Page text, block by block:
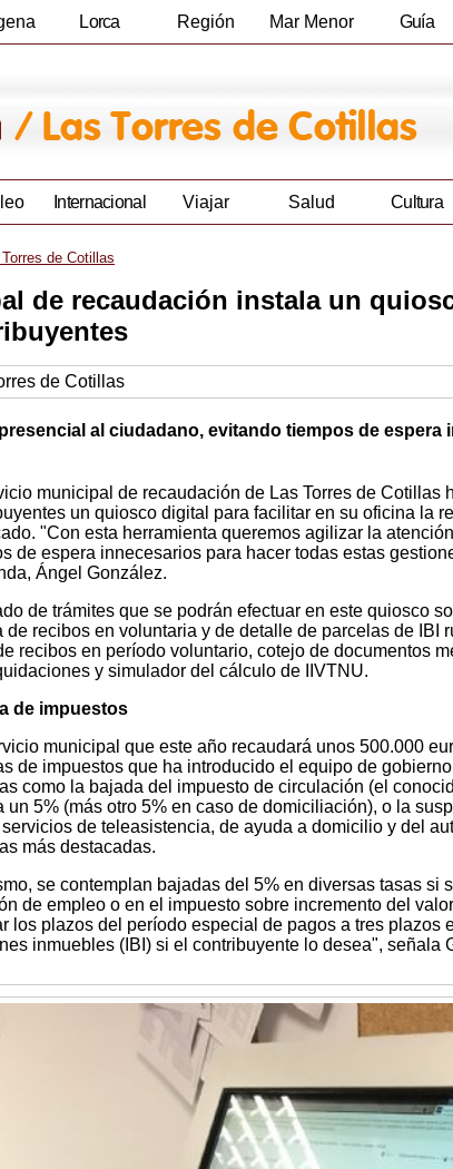
Lorca Región Mar Menor Guía
Internacional Viajar Salud Cultura
Torres de Cotillas
de recaudación instala un
de Cotillas
al ciudadano, evitando tiempos de
municipal de recaudación de Las Torres de Cotillas
un quiosco digital para facilitar en su oficina la
"Con esta herramienta queremos agilizar la
de espera innecesarios para hacer todas estas
Ángel González.
de trámites que se podrán efectuar en este quiosco
de recibos en voluntaria y de detalle de parcelas de IBI
recibos en período voluntario, cotejo de documentos
y simulador del cálculo de IIVTNU.
de impuestos
municipal que este año recaudará unos 500.000
de impuestos que ha introducido el equipo de
como la bajada del impuesto de circulación (el
un 5% (más otro 5% en caso de domiciliación), o la
de teleasistencia, de ayuda a domicilio y del
más destacadas.
se contemplan bajadas del 5% en diversas tasas si
de empleo o en el impuesto sobre incremento del
los plazos del período especial de pagos a tres plazos
inmuebles (IBI) si el contribuyente lo desea", señala